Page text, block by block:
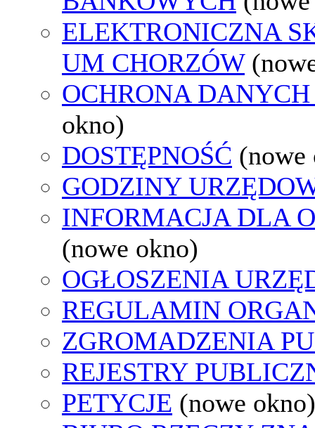
ELEKTRONICZNA
UM CHORZÓW
OCHRONA
okno)
DOSTĘPNOŚĆ (nowe
GODZINY
INFORMACJA DLA
(nowe okno)
OGŁOSZENIA
REGULAMIN
ZGROMADZENIA
REJESTRY
PETYCJE (nowe okno)